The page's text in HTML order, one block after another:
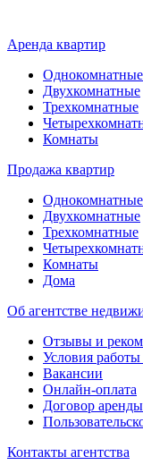
Аренда квартир
Двухкомнатные
Трехкомнатные
Комнаты
Продажа квартир
Однокомнатные
Двухкомнатные
Трехкомнатные
Комнаты
Дома
Об агентстве
Отзывы и
Условия
Вакансии
Онлайн-оплата
Договор
Контакты агентства